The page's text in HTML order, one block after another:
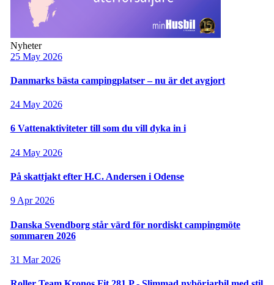
Nyheter
25 May 2026
Danmarks bästa campingplatser – nu är det avgjort
24 May 2026
6 Vattenaktiviteter till som du vill dyka in i
24 May 2026
På skattjakt efter H.C. Andersen i Odense
9 Apr 2026
Danska Svendborg står värd för nordiskt campingmöte
sommaren 2026
31 Mar 2026